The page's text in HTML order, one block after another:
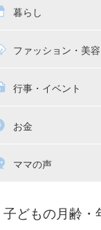
こ紐
・習い事
園
暮らし
の日常
関係・夫婦関係
ファッション・美容
の服・ファッション
行事・イベント
祝い・内祝い
お金
購入
ママの声
てコラム
子どもの月齢・